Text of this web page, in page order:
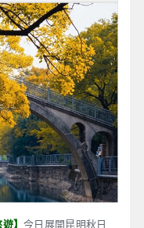
遊】今日展開昆明秋日